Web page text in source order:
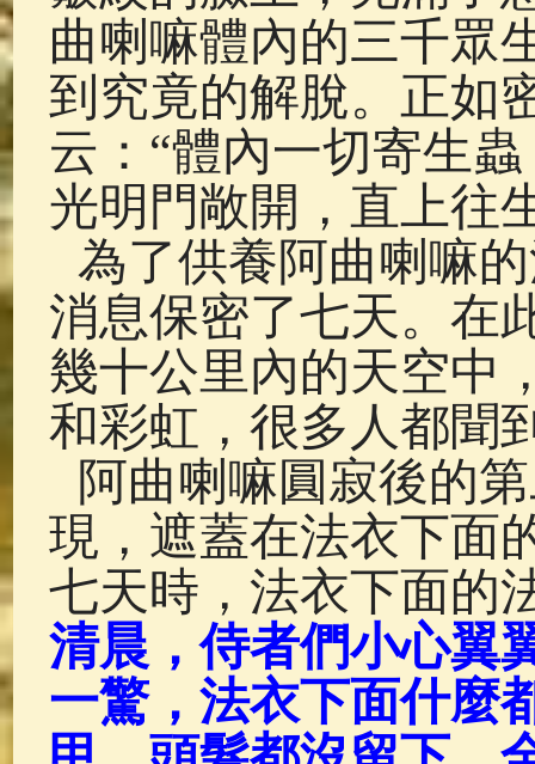
曲喇嘛體內的三千眾
到究竟的解脫。正如
云：“體內一切寄生
光明門敞開，直上往
為了供養阿曲喇嘛
消息保密了七天。在
幾十公里內的天空中
和彩虹，很多人都聞
阿曲喇嘛圓寂後的
現，遮蓋在法衣下面
七天時，法衣下面的
清晨，侍者們小心翼
一驚，法衣下面什麼